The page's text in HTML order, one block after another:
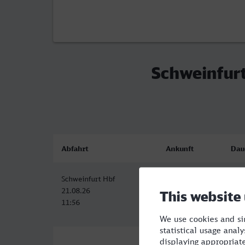
Abfahrt Ankunft
Schweinfurt Hbf
21.08.26
11:56
21.08.26
19:55